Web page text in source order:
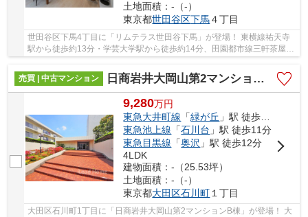
土地面積：-（-）
東京都世田谷区下馬４丁目
世田谷区下馬4丁目に「リムテラス世田谷下馬」が登場！ 東横線祐天寺
駅から徒歩約13分・学芸大学駅から徒歩約14分、田園都市線三軒茶屋駅
売買 | 中古マンション
日商岩井大岡山第2マンションB棟
9,280万円
東急大井町線 「緑が丘 」駅 徒歩7分
東急池上線 「石川台 」駅 徒歩11分
東急目黒線 「奥沢 」駅 徒歩12分
4LDK
建物面積：-（25.53坪）
土地面積：-（-）
東京都大田区石川町 １丁目
大田区石川町1丁目に「日商岩井大岡山第2マンションB棟」が登場！ 大